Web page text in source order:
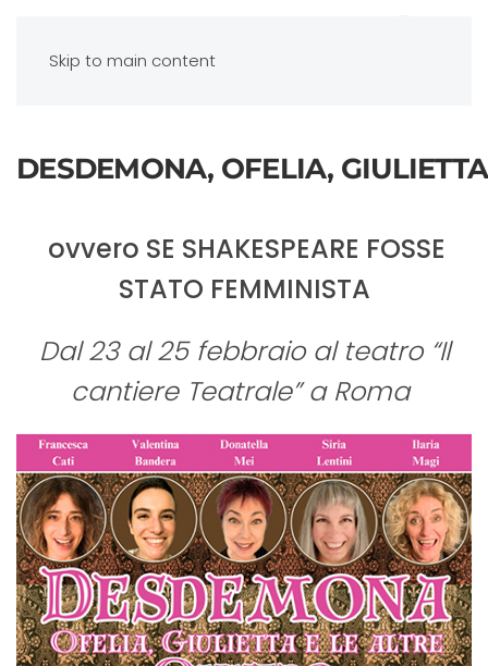
Skip to main content
DESDEMONA, OFELIA,
ovvero SE SHAKESPEARE FOSSE
STATO FEMMINISTA
Dal 23 al 25 febbraio al teatro “Il
cantiere Teatrale” a Roma